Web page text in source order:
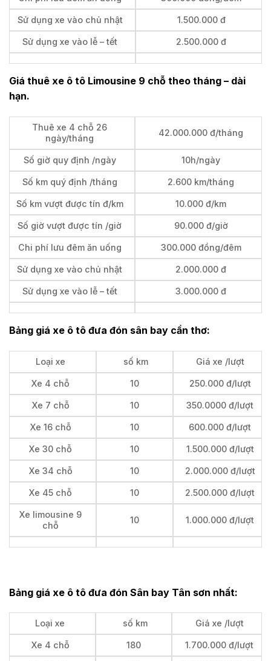
Sử dụng xe vào chủ nhật 1.500.000 đ
Sử dụng xe vào lễ – tết 2.500.000 đ
Giá thuê xe ô tô Limousine 9 chỗ theo tháng – dài
hạn.
Thuê xe 4 chỗ 26
ngày/tháng
42.000.000 đ/tháng
Số giờ quy định /ngày 10h/ngày
Số km quý định /tháng 2.600 km/tháng
Số km vượt được tín đ/km 10.000 đ/km
Số giờ vượt được tín /giờ 90.000 đ/giờ
Chi phí lưu đêm ăn uống 300.000 đồng/đêm
Sử dụng xe vào chủ nhật 2.000.000 đ
Sử dụng xe vào lễ – tết 3.000.000 đ
Bảng giá xe ô tô đưa đón sân bay cần thơ:
Loại xe số km Giá xe /lượt
Xe 4 chỗ 10 250.000 đ/lượt
Xe 7 chỗ 10 350.0000 đ/lượt
Xe 16 chỗ 10 600.000 đ/lượt
Xe 30 chỗ 10 1.500.000 đ/lượt
Xe 34 chỗ 10 2.000.000 đ/lượt
Xe 45 chỗ 10 2.500.000 đ/lượt
Xe limousine 9
chỗ
10 1.000.000 đ/lượt
Bảng giá xe ô tô đưa đón Sân bay Tân sơn nhất:
Loại xe số km Giá xe /lượt
Xe 4 chỗ 180 1.700.000 đ/lượt